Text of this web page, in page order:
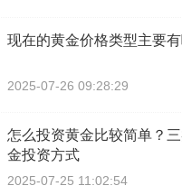
现在的黄金价格类型主要有
2025-07-26 09:28:29
怎么投资黄金比较简单？
金投资方式
2025-07-25 11:02:54